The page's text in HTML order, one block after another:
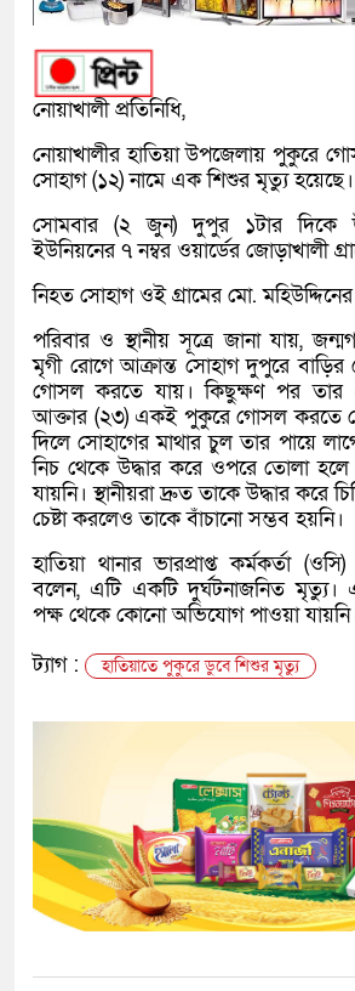
নোয়াখালী প্রতিনিধি,
নোয়াখালীর হাতিয়া উপজেলায় পুকুরে
সোহাগ (১২) নামে এক শিশুর মৃত্যু হয়েছে।
সোমবার (২ জুন) দুপুর ১টার দিকে
ইউনিয়নের ৭ নম্বর ওয়ার্ডের জোড়াখালী
নিহত সোহাগ ওই গ্রামের মো.
পরিবার ও স্থানীয় সূত্রে জানা যায়,
মৃগী রোগে আক্রান্ত সোহাগ দুপুরে
গোসল করতে যায়। কিছুক্ষণ পর তার
আক্তার (২৩) একই পুকুরে গোসল করতে
দিলে সোহাগের মাথার চুল তার পায়ে
নিচ থেকে উদ্ধার করে ওপরে তোলা
যায়নি। স্থানীয়রা দ্রুত তাকে উদ্ধার করে
চেষ্টা করলেও তাকে বাঁচানো সম্ভব হয়নি।
হাতিয়া থানার ভারপ্রাপ্ত কর্মকর্তা
বলেন, এটি একটি দুর্ঘটনাজনিত মৃত্যু।
পক্ষ থেকে কোনো অভিযোগ পাওয়া
ট্যাগ :
হাতিয়াতে পুকুরে ডুবে শিশুর মৃত্যু